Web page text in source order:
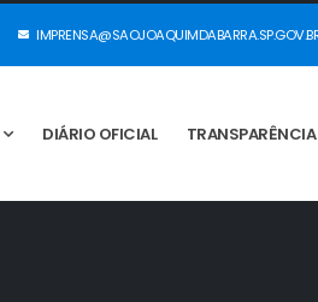
DIÁRIO OFICIAL TRANSPARÊNCIA